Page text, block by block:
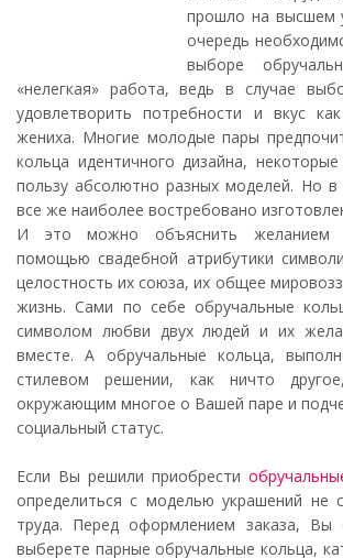
прошло на высшем
очередь
выборе
«нелегкая» работа, ведь в случае
удовлетворить потребности и вкус
жениха. Многие молодые пары
кольца идентичного дизайна,
пользу абсолютно разных моделей. Но в
все же наиболее востребовано
И это можно объяснить желанием
помощью свадебной атрибутики
целостность их союза, их общее
жизнь. Сами по себе обручальные
символом любви двух людей и их
вместе. А обручальные кольца,
стилевом решении, как ничто
окружающим многое о Вашей паре и
социальный статус.
Если Вы решили приобрести
определиться с моделью украшений не
труда. Перед оформлением заказа, Вы
выберете парные обручальные кольца,